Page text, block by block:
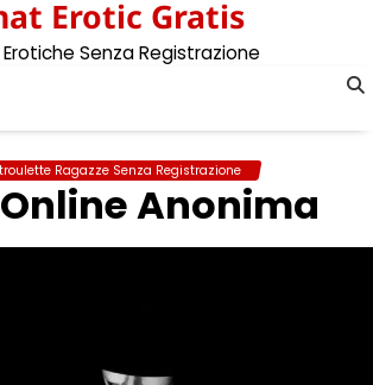
Erotic Gratis
Senza Registrazione
Ragazze Senza Registrazione
Anonima